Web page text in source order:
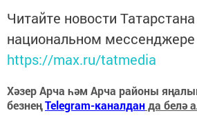
Читайте новости
национальном
https://max.ru/tatmedia
Хәзер Арча һәм Арча районы
безнеңTelegram-каналданда белә